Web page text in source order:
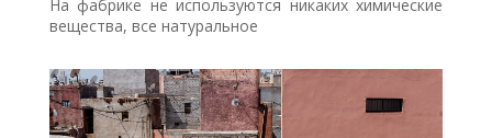
На фабрике не используются никаких химические
вещества, все натуральное